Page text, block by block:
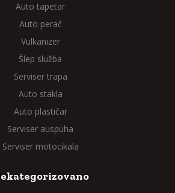
Auto tapetar
Auto perač
Vulkanizer
Šlep služba
Serviser trapa
Auto stakla
Auto plastičar
Serviser auspuha
Serviser motocikala